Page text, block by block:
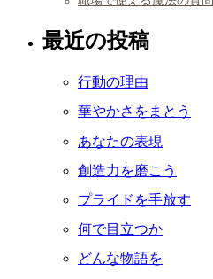
最近の投稿
行動の理由
華やかさをまとう
あなたの表現
創造力を磨こう
プライドを手放す
何で目立つか
どんな物語を